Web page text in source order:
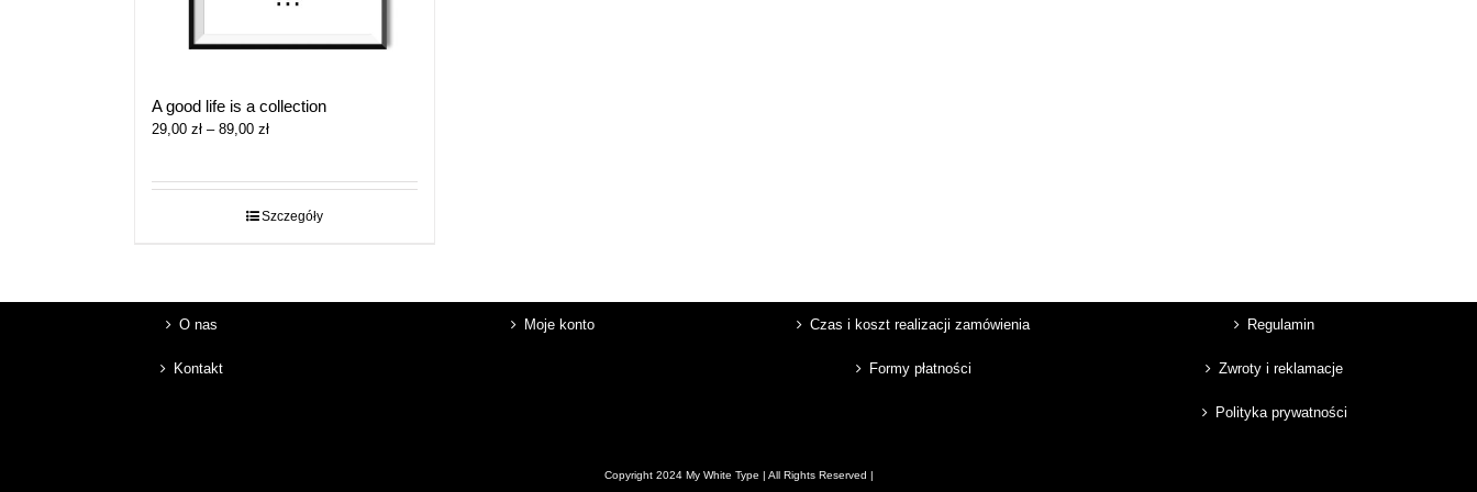
A good life is a collection
29,00 zł – 89,00 złZakres
29,00 zł
do
Szczegóły
O nas
Kontakt
Moje konto Czas i koszt realizacji zamówienia
Formy płatności
Regulamin
Zwroty i reklamacje
Polityka prywatności
Copyright 2024 My White Type | All Rights Reserved |